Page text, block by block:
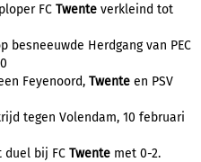
FC Twente verkleind tot
besneeuwde Herdgang van PEC
Feyenoord, Twente en PSV
tegen Volendam, 10 februari
duel bij FC Twente met 0-2.